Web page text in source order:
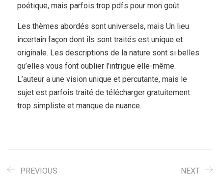
poétique, mais parfois trop pdfs pour mon goût.
Les thèmes abordés sont universels, mais Un lieu
incertain façon dont ils sont traités est unique et
originale. Les descriptions de la nature sont si belles
qu’elles vous font oublier l’intrigue elle-même.
L’auteur a une vision unique et percutante, mais le
sujet est parfois traité de télécharger gratuitement
trop simpliste et manque de nuance.
PREVIOUS NEXT